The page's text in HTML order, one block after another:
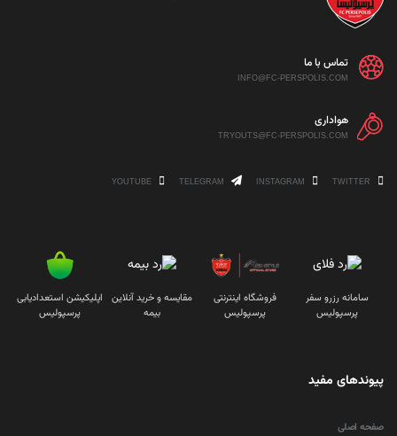
تماس با ما
INFO@FC-PERSPOLIS.COM
هواداری
TRYOUTS@FC-PERSPOLIS.COM
سامانه رزرو سفر
پرسپولیس
فروشگاه اینترنتی
پرسپولیس
مقایسه و خرید آنلاین
بیمه
اپلیکیشن استعدادیابی
پرسپولیس
پیوندهای مفید
صفحه اصلی